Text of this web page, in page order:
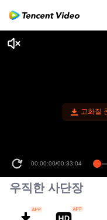
고화질
00:00:00/00:33:04
우직한 사단장